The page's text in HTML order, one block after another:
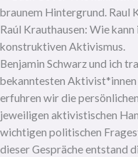
Raúl Krauthausen: Wie
konstruktiven Aktivismus.
Benjamin Schwarz und ich
bekanntesten Aktivist*innen
erfuhren wir die
jeweiligen aktivistischen
wichtigen politischen
dieser Gespräche entstand